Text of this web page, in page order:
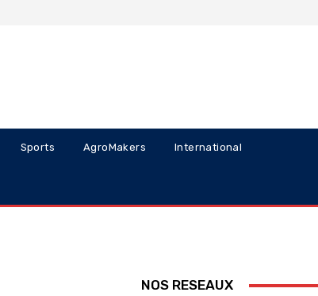
Sports AgroMakers International
NOS RESEAUX